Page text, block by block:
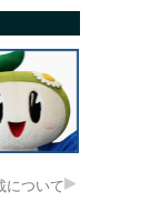
について